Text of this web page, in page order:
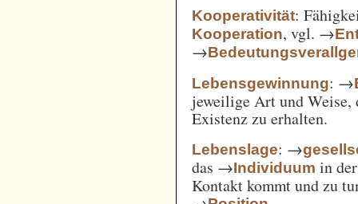
Kooperativität:
Kooperation, vgl. →
→
Lebensgewinnung: →
jeweilige Art und
Existenz zu erhalten.
Lebenslage: →
das →Individuum in
Kontakt kommt und zu